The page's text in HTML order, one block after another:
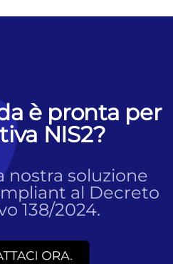
è pronta per
NIS2?
nostra soluzione
al Decreto
138/2024.